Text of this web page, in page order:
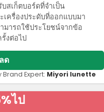
สเก็ตบอร์ดที่จําเป็น
เครื่องประดับที่ออกแบบมา
มารถใช้ประโยชน์จากข้อ
งต่อไป
ด
Brand Expert: Miyori lunette
ไป